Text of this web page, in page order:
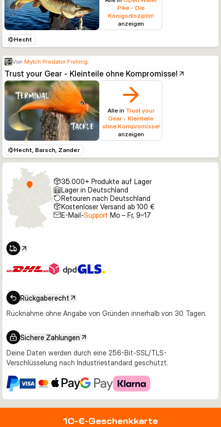
Pike - Die
Königsdisziplin!
anzeigen
Hecht
Von Mytch Predator Fishing
Trust your Gear - Kleinteile ohne Kompromisse!
Alle in Trust your
Gear - Kleinteile
ohne Kompromisse!
anzeigen
Hecht, Barsch, Zander
35.000+ Produkte auf Lager
Lager in Deutschland
Retouren nach Deutschland
Kostenloser Versand ab 100 €
E-Mail-Support Mo – Fr, 9–17
Rückgaberecht
Rücknahme ohne Angabe von Gründen innerhalb von 30 Tagen.
Sichere Zahlungen
Deine Daten werden durch eine 256-Bit-SSL/TLS-
Verschlüsselung nach Industriestandard geschützt.
10-€-Geschenkkarte